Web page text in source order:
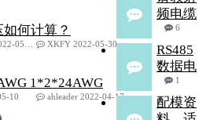
频电缆
何计算？
6
05-28
XKFY 2022-05-30
RS485
数据电
1*2*24AWG
1
10
ahleader 2022-04-17
配模资